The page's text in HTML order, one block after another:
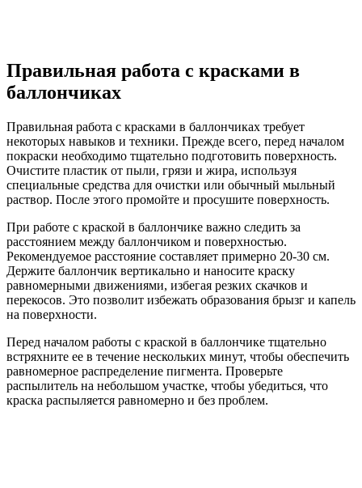
Правильная работа с красками в
баллончиках
Правильная работа с красками в баллончиках требует
некоторых навыков и техники. Прежде всего, перед началом
покраски необходимо тщательно подготовить поверхность.
Очистите пластик от пыли, грязи и жира, используя
специальные средства для очистки или обычный мыльный
раствор. После этого промойте и просушите поверхность.
При работе с краской в баллончике важно следить за
расстоянием между баллончиком и поверхностью.
Рекомендуемое расстояние составляет примерно 20-30 см.
Держите баллончик вертикально и наносите краску
равномерными движениями, избегая резких скачков и
перекосов. Это позволит избежать образования брызг и капель
на поверхности.
Перед началом работы с краской в баллончике тщательно
встряхните ее в течение нескольких минут, чтобы обеспечить
равномерное распределение пигмента. Проверьте
распылитель на небольшом участке, чтобы убедиться, что
краска распыляется равномерно и без проблем.